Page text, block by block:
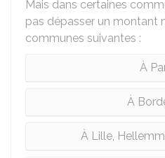
Mais dans certaines
pas dépasser un montant
communes suivantes :
À
À
À Lille,